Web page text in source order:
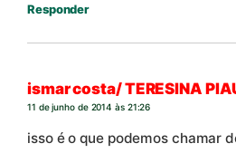
Responder
ismar costa/ TERESINA
11 de junho de 2014 às 21:26
isso é o que podemos chamar